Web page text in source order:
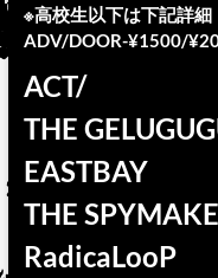
※高校生以下は下記詳細
ADV/DOOR-¥1500/
ACT/
THE
EASTBAY
THE
RadicaLooP